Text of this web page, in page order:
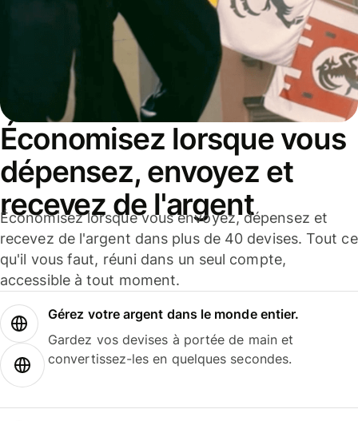
Économisez lorsque vous
dépensez, envoyez et
recevez de l'argent
Économisez lorsque vous envoyez, dépensez et
recevez de l'argent dans plus de 40 devises. Tout ce
qu'il vous faut, réuni dans un seul compte,
accessible à tout moment.
Gérez votre argent dans le monde entier.
Gardez vos devises à portée de main et
convertissez-les en quelques secondes.